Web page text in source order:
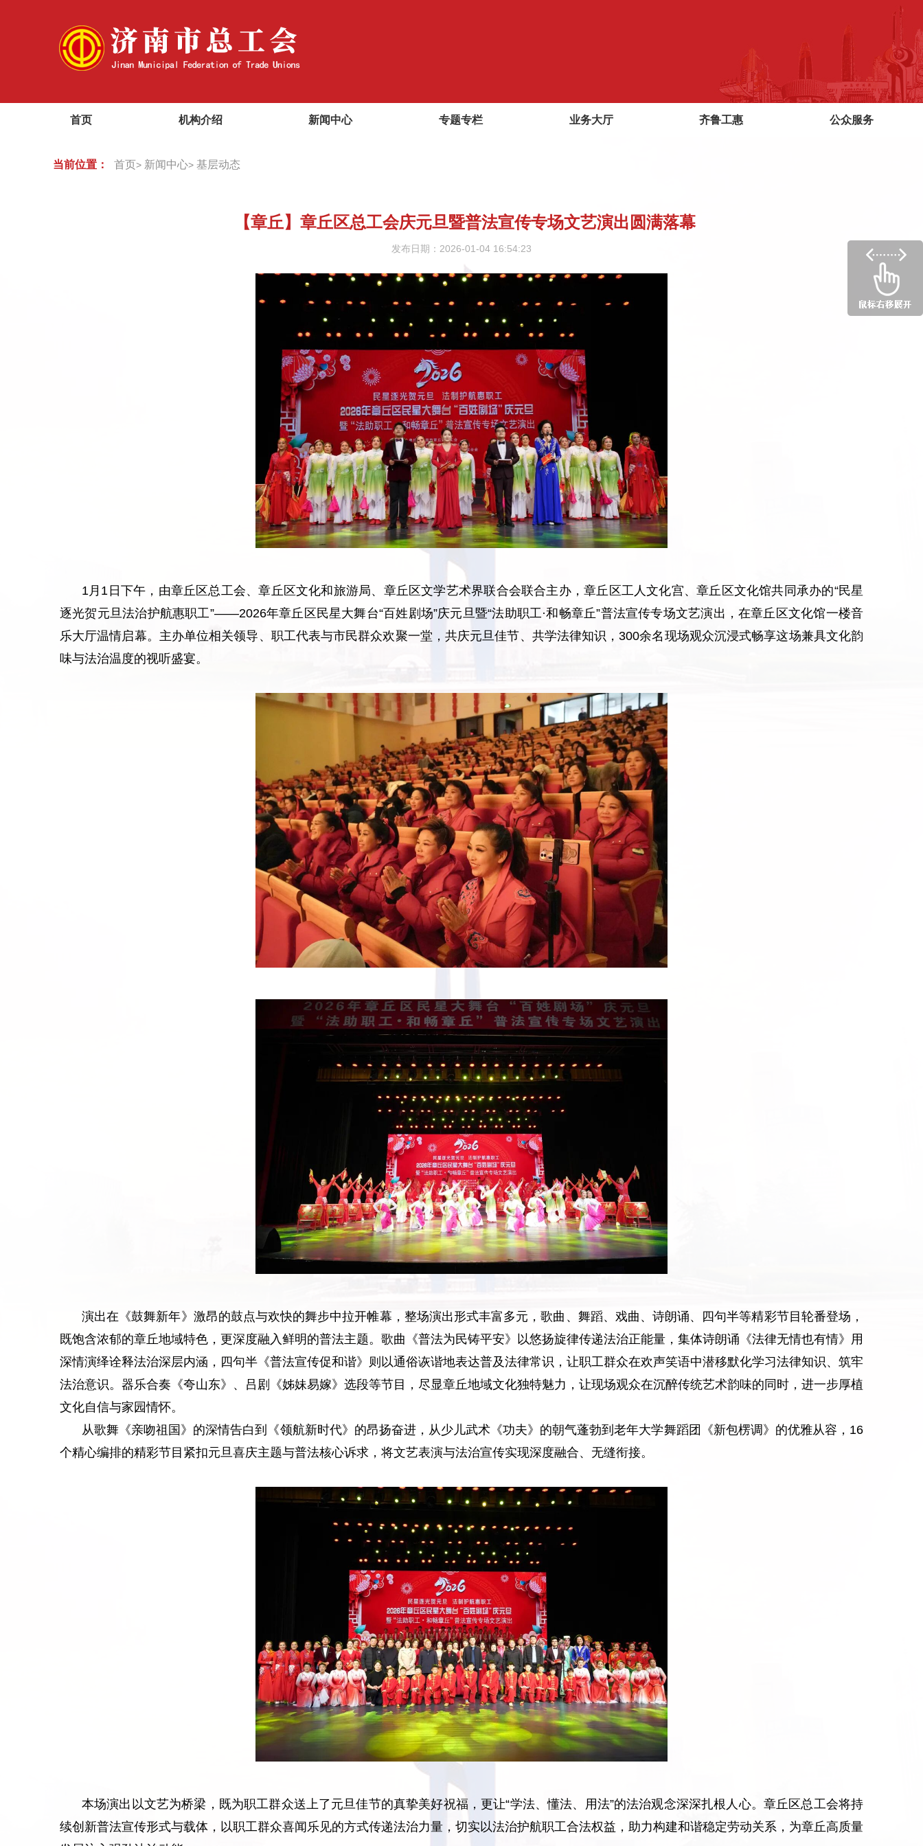
首页 机构介绍 新闻中心 专题专栏 业务大厅 齐鲁工惠 公众服务
当前位置： 首页> 新闻中心> 基层动态
【章丘】章丘区总工会庆元旦暨普法宣传专场文艺演出圆满落幕
发布日期：2026-01-04 16:54:23
1月1日下午，由章丘区总工会、章丘区文化和旅游局、章丘区文学艺术界联合会联合主办，章丘区工人文化宫、章丘区文化馆共同承办的“民星
逐光贺元旦法治护航惠职工”——2026年章丘区民星大舞台“百姓剧场”庆元旦暨“法助职工·和畅章丘”普法宣传专场文艺演出，在章丘区文化馆一楼音
乐大厅温情启幕。主办单位相关领导、职工代表与市民群众欢聚一堂，共庆元旦佳节、共学法律知识，300余名现场观众沉浸式畅享这场兼具文化韵
味与法治温度的视听盛宴。
演出在《鼓舞新年》激昂的鼓点与欢快的舞步中拉开帷幕，整场演出形式丰富多元，歌曲、舞蹈、戏曲、诗朗诵、四句半等精彩节目轮番登场，
既饱含浓郁的章丘地域特色，更深度融入鲜明的普法主题。歌曲《普法为民铸平安》以悠扬旋律传递法治正能量，集体诗朗诵《法律无情也有情》用
深情演绎诠释法治深层内涵，四句半《普法宣传促和谐》则以通俗诙谐地表达普及法律常识，让职工群众在欢声笑语中潜移默化学习法律知识、筑牢
法治意识。器乐合奏《夸山东》、吕剧《姊妹易嫁》选段等节目，尽显章丘地域文化独特魅力，让现场观众在沉醉传统艺术韵味的同时，进一步厚植
文化自信与家园情怀。
从歌舞《亲吻祖国》的深情告白到《领航新时代》的昂扬奋进，从少儿武术《功夫》的朝气蓬勃到老年大学舞蹈团《新包楞调》的优雅从容，16
个精心编排的精彩节目紧扣元旦喜庆主题与普法核心诉求，将文艺表演与法治宣传实现深度融合、无缝衔接。
本场演出以文艺为桥梁，既为职工群众送上了元旦佳节的真挚美好祝福，更让“学法、懂法、用法”的法治观念深深扎根人心。章丘区总工会将持
续创新普法宣传形式与载体，以职工群众喜闻乐见的方式传递法治力量，切实以法治护航职工合法权益，助力构建和谐稳定劳动关系，为章丘高质量